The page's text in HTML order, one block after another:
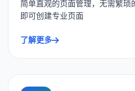
简单直观的页面管理，无需繁琐
即可创建专业页面
了解更多